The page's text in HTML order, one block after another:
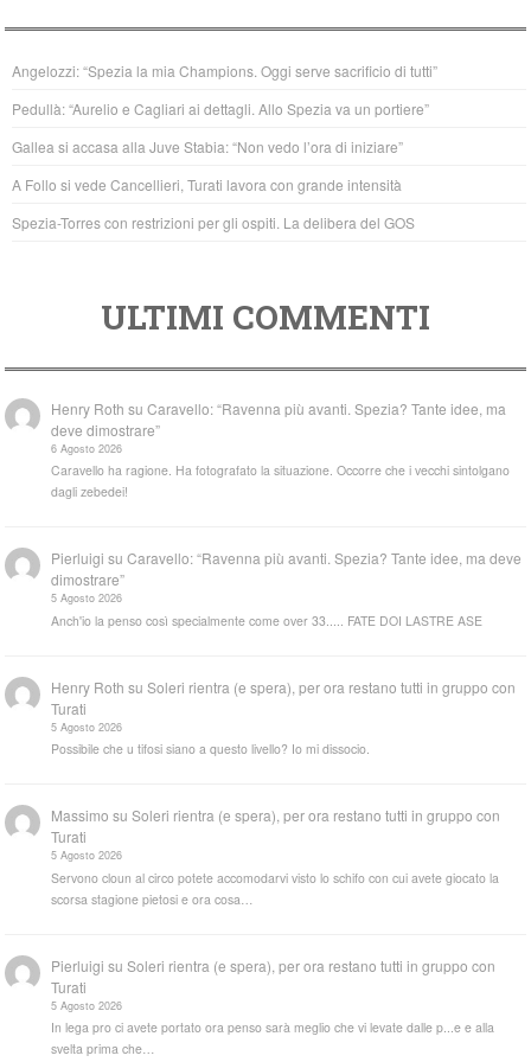
e
b
o
o
k
er s
A
p
p
Angelozzi: “Spezia la mia Champions. Oggi serve sacrificio di tutti”
Pedullà: “Aurelio e Cagliari ai dettagli. Allo Spezia va un portiere”
Gallea si accasa alla Juve Stabia: “Non vedo l’ora di iniziare”
A Follo si vede Cancellieri, Turati lavora con grande intensità
Spezia-Torres con restrizioni per gli ospiti. La delibera del GOS
ULTIMI COMMENTI
Henry Roth suCaravello: “Ravenna più avanti. Spezia? Tante idee, ma
deve dimostrare”
6 Agosto 2026
Caravello ha ragione. Ha fotografato la situazione. Occorre che i vecchi sintolgano
dagli zebedei!
Pierluigi suCaravello: “Ravenna più avanti. Spezia? Tante idee, ma deve
dimostrare”
5 Agosto 2026
Anch'io la penso così specialmente come over 33..... FATE DOI LASTRE ASE
Henry Roth suSoleri rientra (e spera), per ora restano tutti in gruppo con
Turati
5 Agosto 2026
Possibile che u tifosi siano a questo livello? Io mi dissocio.
Massimo suSoleri rientra (e spera), per ora restano tutti in gruppo con
Turati
5 Agosto 2026
Servono cloun al circo potete accomodarvi visto lo schifo con cui avete giocato la
scorsa stagione pietosi e ora cosa…
Pierluigi suSoleri rientra (e spera), per ora restano tutti in gruppo con
Turati
5 Agosto 2026
In lega pro ci avete portato ora penso sarà meglio che vi levate dalle p...e e alla
svelta prima che…